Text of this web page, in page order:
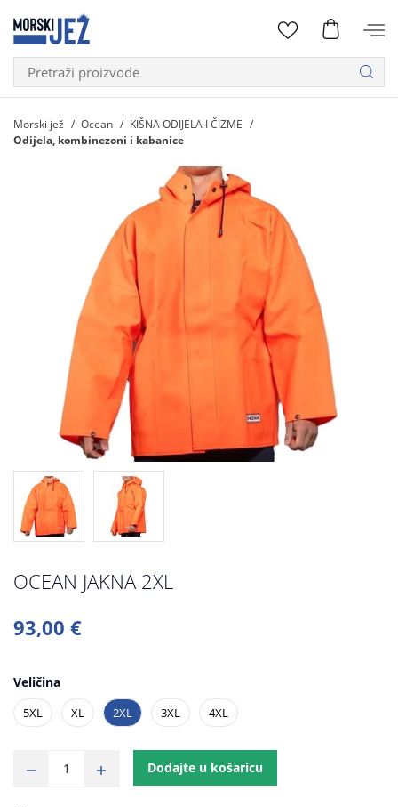
Morski jež Ocean KIŠNA ODIJELA I ČIZME
Odijela, kombinezoni i kabanice
OCEAN JAKNA 2XL
93,00 €
Veličina
5XL XL 2XL 3XL 4XL
Dodajte u košaricu